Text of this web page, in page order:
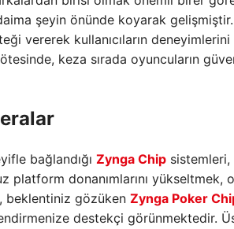
şeyin önünde koyarak
vererek kullanıcıların deneyimlerini
keza sırada oyuncuların
bağlandığı Zynga Chip
donanımlarını yükseltmek,
beklentiniz gözüken Zynga Poker
destekçi görünmektedir.